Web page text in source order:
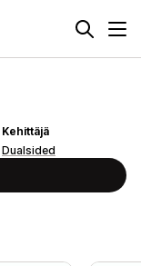
Kehittäjä
Dualsided